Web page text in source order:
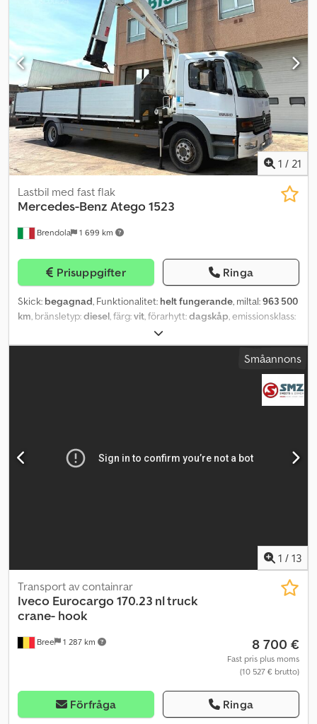
1 / 21
Brendola 1 699 km
Lastbil med fast flak
Mercedes-Benz Atego 1523
Prisuppgifter Ringa
Skick: begagnad, Funktionalitet: helt fungerande, miltal:963 500
km, bränsletyp:diesel, färg:vit, förarhytt:dagskåp, emissionsklass:
, Utrustning:
MERCEDES BENZ ATEGO 1523 År 2002 DIESEL/ Euro 3 Km: 963 500
Manuell växellåda / Slagvolym 6374 cc / 170 kW Totalvikt: 14,95 ton
Nyttolast: 8 380 kg Axelavstånd: 5 500 mm Dwedpfx Acow S E
Iiegoa Utrustning: - Luftfjädring - Luftkonditionering Påbyggnad: -
Fast flak (LxBxH lämsidor): 7 400 x 2 550 x 800 mm - BONFIGLIOLI
Småannons
1 / 13
Bree 1 287 km
Transport av containrar
Iveco Eurocargo 170.23 nl truck
crane- hook
8 700 €
Fast pris plus moms
(10 527 € brutto)
Förfråga Ringa